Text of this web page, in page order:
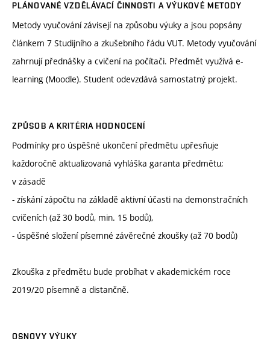
PLÁNOVANÉ VZDĚLÁVACÍ ČINNOSTI A VÝUKOVÉ METODY
Metody vyučování závisejí na způsobu výuky a jsou popsány
článkem 7 Studijního a zkušebního řádu VUT. Metody vyučování
zahrnují přednášky a cvičení na počítači. Předmět využívá e-
learning (Moodle). Student odevzdává samostatný projekt.
ZPŮSOB A KRITÉRIA HODNOCENÍ
Podmínky pro úspěšné ukončení předmětu upřesňuje
každoročně aktualizovaná vyhláška garanta předmětu;
v zásadě
- získání zápočtu na základě aktivní účasti na demonstračních
cvičeních (až 30 bodů, min. 15 bodů),
- úspěšné složení písemné závěrečné zkoušky (až 70 bodů)
Zkouška z předmětu bude probíhat v akademickém roce
2019/20 písemně a distančně.
OSNOVY VÝUKY